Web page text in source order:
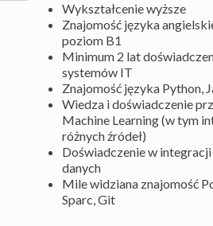
Wykształcenie wyższe
Znajomość języka
poziom B1
Minimum 2 lat
systemów IT
Znajomość języka Python,
Wiedza i doświadczenie
Machine Learning (w tym
różnych źródeł)
Doświadczenie w integracji
danych
Mile widziana znajomość
Sparc, Git